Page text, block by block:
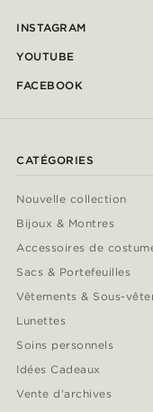
INSTAGRAM
YOUTUBE
FACEBOOK
CATÉGORIES
Nouvelle collection
Bijoux & Montres
Accessoires de
Sacs & Portefeuilles
Vêtements & Sous-
Lunettes
Soins personnels
Idées Cadeaux
Vente d'archives